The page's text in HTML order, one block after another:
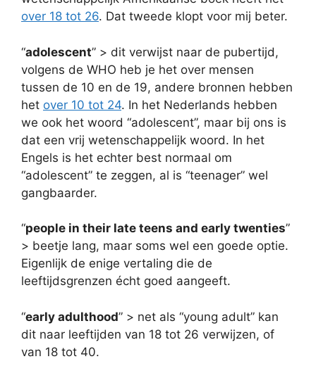
over 18 tot 26. Dat tweede klopt voor mij beter.
“adolescent” > dit verwijst naar de pubertijd,
volgens de WHO heb je het over mensen
tussen de 10 en de 19, andere bronnen hebben
het over 10 tot 24. In het Nederlands hebben
we ook het woord “adolescent”, maar bij ons is
dat een vrij wetenschappelijk woord. In het
Engels is het echter best normaal om
“adolescent” te zeggen, al is “teenager” wel
gangbaarder.
“people in their late teens and early twenties”
> beetje lang, maar soms wel een goede optie.
Eigenlijk de enige vertaling die de
leeftijdsgrenzen écht goed aangeeft.
“early adulthood” > net als “young adult” kan
dit naar leeftijden van 18 tot 26 verwijzen, of
van 18 tot 40.